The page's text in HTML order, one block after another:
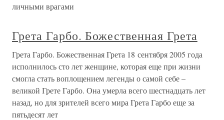
личными врагами
Грета Гарбо. Божественная Грета
Грета Гарбо. Божественная Грета 18 сентября 2005 года
исполнилось сто лет женщине, которая еще при жизни
смогла стать воплощением легенды о самой себе –
великой Грете Гарбо. Она умерла всего шестнадцать лет
назад, но для зрителей всего мира Грета Гарбо еще за
пятьдесят лет